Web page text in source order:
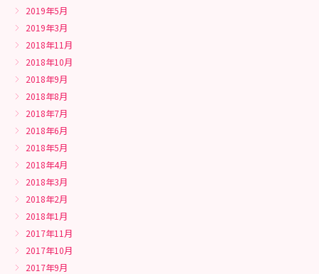
2019年5月
2019年3月
2018年11月
2018年10月
2018年9月
2018年8月
2018年7月
2018年6月
2018年5月
2018年4月
2018年3月
2018年2月
2018年1月
2017年11月
2017年10月
2017年9月